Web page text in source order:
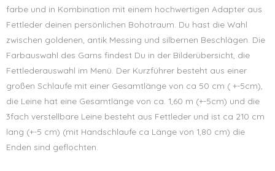
farbe und in Kombination mit einem hochwertigen Adapter aus
Fettleder deinen persönlichen Bohotraum. Du hast die Wahl
zwischen goldenen, antik Messing und silbernen Beschlägen. Die
Farbauswahl des Garns findest Du in der Bilderübersicht, die
Fettlederauswahl im Menü. Der Kurzführer besteht aus einer
großen Schlaufe mit einer Gesamtlänge von ca 50 cm ( +-5cm),
die Leine hat eine Gesamtlänge von ca. 1,60 m (+-5cm) und die
3fach verstellbare Leine besteht aus Fettleder und ist ca 210 cm
lang (+-5 cm) (mit Handschlaufe ca Länge von 1,80 cm) die
Enden sind geflochten.